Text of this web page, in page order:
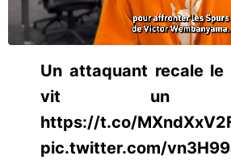
Un attaquant recale le
vit un
https://t.co/
pic.twitter.com/